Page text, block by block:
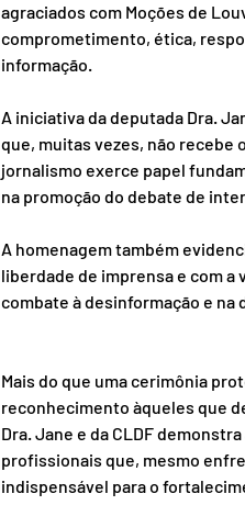
agraciados com Moções de
comprometimento, ética,
informação.
A iniciativa da deputada Dra.
que, muitas vezes, não recebe
jornalismo exerce papel
na promoção do debate de
A homenagem também
liberdade de imprensa e com a
combate à desinformação e
Mais do que uma cerimônia
reconhecimento àqueles que
Dra. Jane e da CLDF
profissionais que, mesmo
indispensável para o